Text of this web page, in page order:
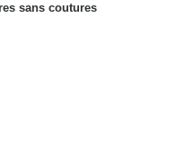
sans coutures